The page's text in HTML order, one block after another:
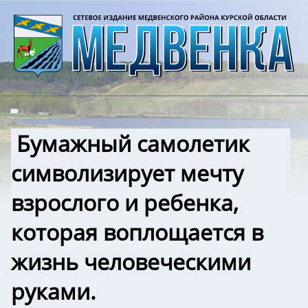
️ Бумажный самолетик
символизирует мечту
взрослого и ребенка,
которая воплощается в
жизнь человеческими
руками.